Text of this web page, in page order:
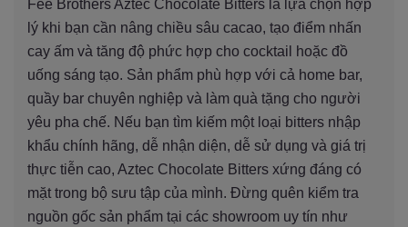
Fee Brothers Aztec Chocolate Bitters là lựa chọn hợp
lý khi bạn cần nâng chiều sâu cacao, tạo điểm nhấn
cay ấm và tăng độ phức hợp cho cocktail hoặc đồ
uống sáng tạo. Sản phẩm phù hợp với cả home bar,
quầy bar chuyên nghiệp và làm quà tặng cho người
yêu pha chế. Nếu bạn tìm kiếm một loại bitters nhập
khẩu chính hãng, dễ nhận diện, dễ sử dụng và giá trị
thực tiễn cao, Aztec Chocolate Bitters xứng đáng có
mặt trong bộ sưu tập của mình. Đừng quên kiểm tra
nguồn gốc sản phẩm tại các showroom uy tín như